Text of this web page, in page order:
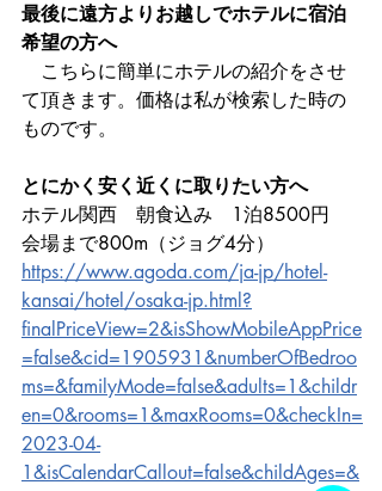
最後に遠方よりお越しでホテルに宿泊
希望の方へ
こちらに簡単にホテルの紹介をさせ
て頂きます。価格は私が検索した時の
ものです。
とにかく安く近くに取りたい方へ
ホテル関西　朝食込み　1泊8500円
会場まで800m（ジョグ4分）
https://www.agoda.com/ja-jp/hotel-
kansai/hotel/osaka-jp.html?
finalPriceView=2&isShowMobileAppPrice
=false&cid=1905931&numberOfBedroo
ms=&familyMode=false&adults=1&childr
en=0&rooms=1&maxRooms=0&checkIn=
2023-04-
1&isCalendarCallout=false&childAges=&